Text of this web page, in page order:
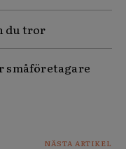
du tror
småföretagare
NÄSTA ARTIKEL